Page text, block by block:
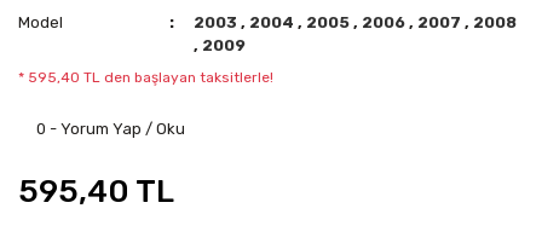
Model
2003, 2004, 2005, 2006, 2007, 2008
, 2009
* 595,40 TL den başlayan taksitlerle!
0 - Yorum Yap / Oku
595,40 TL